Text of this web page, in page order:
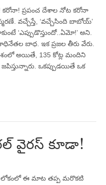
కరోనా! ప్రపంచ దేశాల నోట కరోనా
వచ్చేస్తే, ‘వచ్చేసింది బాబోయ్‌’
‘ఎప్పుడొస్తుందో..ఏమో!’ అని.
బాధ. ఇక ప్రజల తీరు వేరు.
అయితే, 135 కోట్ల మందిని
ఒకప్పుడయితే ఒక
వైరస్‌ కూడా!
లోకంలో ఈ మాట తప్ప మరొకటి